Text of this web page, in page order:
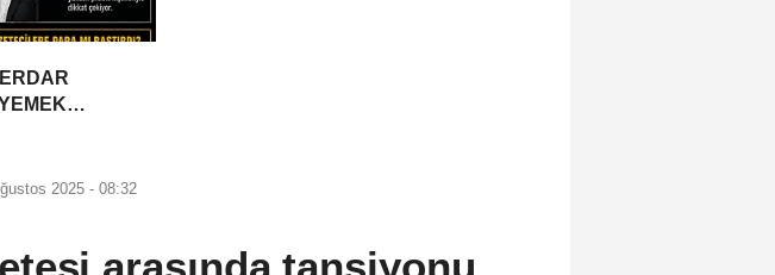
2025 - 08:32